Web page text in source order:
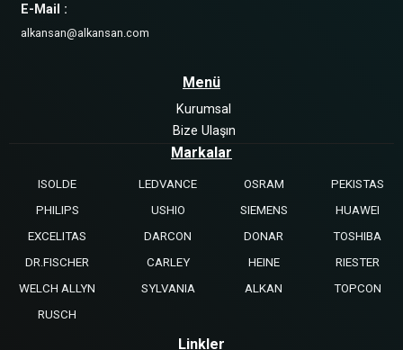
E-Mail :
alkansan@alkansan.com
Menü
Kurumsal
Bize Ulaşın
Markalar
ISOLDE LEDVANCE OSRAM
PEKISTAS
PHILIPS
USHIO SIEMENS
HUAWEI
EXCELITAS
DARCON DONAR
TOSHIBA
DR.FISCHER
CARLEY HEINE
RIESTER
WELCH ALLYN
SYLVANIA ALKAN
TOPCON
RUSCH
Linkler